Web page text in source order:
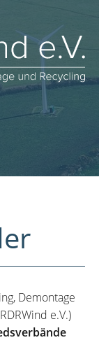
Demontage
e.V.)